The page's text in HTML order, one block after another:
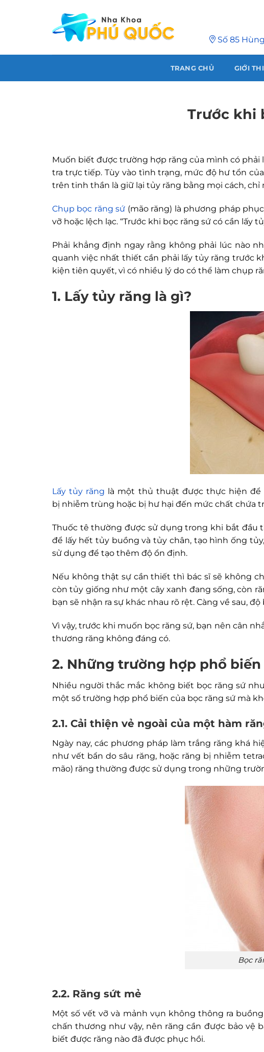
Số 85
TRANG CHỦ GIỚI
Trước khi
Muốn biết được trường hợp răng của mình có
tra trực tiếp. Tùy vào tình trạng, mức độ hư tổn
trên tinh thần là giữ lại tủy răng bằng mọi cách,
Chụp bọc răng sứ (mão răng) là phương pháp
vỡ hoặc lệch lạc. “Trước khi bọc răng sứ có cần
Phải khẳng định ngay rằng không phải lúc nào
quanh việc nhất thiết cần phải lấy tủy răng trước
kiện tiên quyết, vì có nhiều lý do có thể làm chụp
1. Lấy tủy răng là gì?
Lấy tủy răng là một thủ thuật được thực hiện để
bị nhiễm trùng hoặc bị hư hại đến mức chất
Thuốc tê thường được sử dụng trong khi bắt đầu
để lấy hết tủy buồng và tủy chân, tạo hình ống
sử dụng để tạo thêm độ ổn định.
Nếu không thật sự cần thiết thì bác sĩ sẽ không
còn tủy giống như một cây xanh đang sống, còn
bạn sẽ nhận ra sự khác nhau rõ rệt. Càng về sau,
Vì vậy, trước khi muốn bọc răng sứ, bạn nên cân
thương răng không đáng có.
2. Những trường hợp phổ
Nhiều người thắc mắc không biết bọc răng sứ
một số trường hợp phổ biến của bọc răng sứ mà
2.1. Cải thiện vẻ ngoài của một hàm
Ngày nay, các phương pháp làm trắng răng khá
như vết bẩn do sâu răng, hoặc răng bị nhiễm
mão) răng thường được sử dụng trong những
Bọc
2.2. Răng sứt mẻ
Một số vết vỡ và mảnh vụn không thông ra
chấn thương như vậy, nên răng cần được bảo vệ
biết được răng nào đã được phục hồi.